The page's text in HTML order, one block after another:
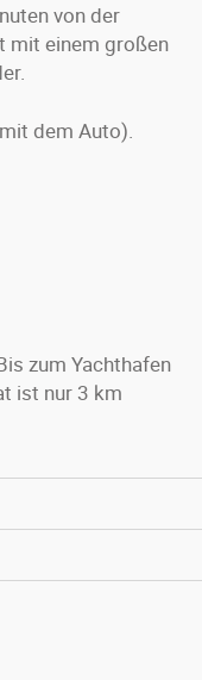
von der
mit einem großen
dem Auto).
zum Yachthafen
ist nur 3 km